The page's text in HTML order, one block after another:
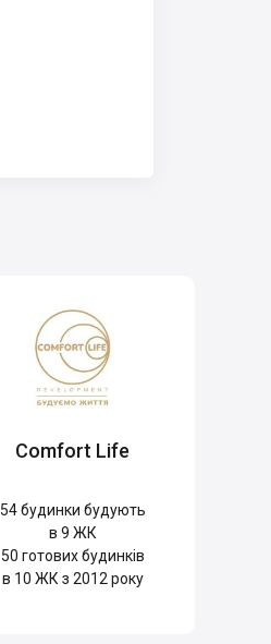
Comfort Life
54будинки будують
в 9 ЖК
50 готових будинків
в 10 ЖК з 2012 року